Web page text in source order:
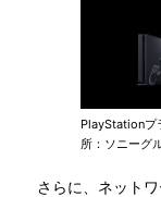
PlayStationプ
所：ソニーグ
さらに、ネットワ